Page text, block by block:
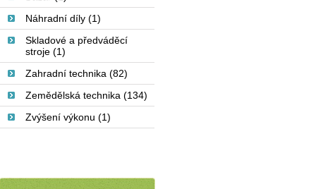
Náhradní díly (1)
Skladové a předváděcí
stroje (1)
Zahradní technika (82)
Zemědělská technika (134)
Zvýšení výkonu (1)